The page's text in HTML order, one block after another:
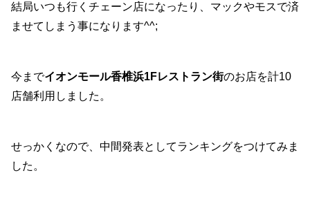
結局いつも行くチェーン店になったり、マックやモスで済
ませてしまう事になります^^;
今までイオンモール香椎浜1Fレストラン街のお店を計10
店舗利用しました。
せっかくなので、中間発表としてランキングをつけてみま
した。